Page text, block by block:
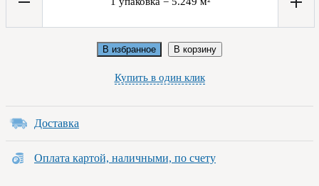
В избранное В корзину
Купить в один клик
Доставка
Оплата картой, наличными, по счету